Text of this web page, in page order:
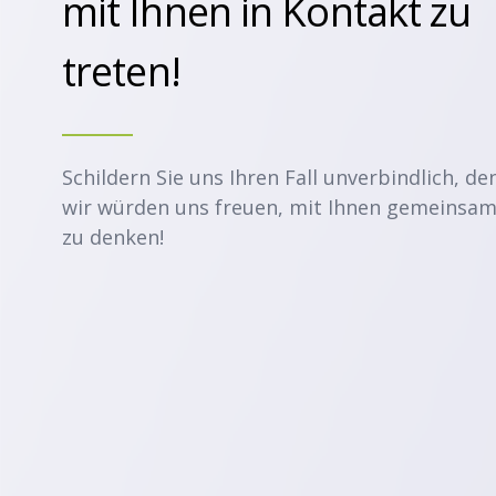
mit Ihnen in Kontakt zu
treten!
Schildern Sie uns Ihren Fall unverbindlich,
wir würden uns freuen, mit Ihnen gemeinsam
zu denken!